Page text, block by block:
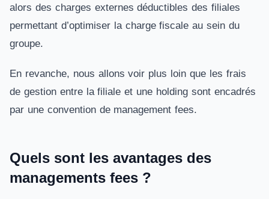
alors des charges externes déductibles des filiales
permettant d’optimiser la charge fiscale au sein du
groupe.
En revanche, nous allons voir plus loin que les frais
de gestion entre la filiale et une holding sont encadrés
par une convention de management fees.
Quels sont les avantages des
managements fees ?